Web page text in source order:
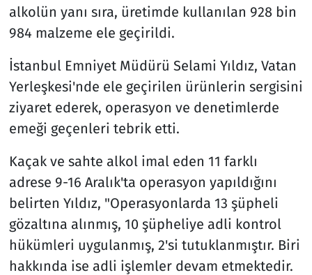
alkolün yanı sıra, üretimde kullanılan 928 bin
984 malzeme ele geçirildi.
İstanbul Emniyet Müdürü Selami Yıldız, Vatan
Yerleşkesi'nde ele geçirilen ürünlerin sergisini
ziyaret ederek, operasyon ve denetimlerde
emeği geçenleri tebrik etti.
Kaçak ve sahte alkol imal eden 11 farklı
adrese 9-16 Aralık'ta operasyon yapıldığını
belirten Yıldız, "Operasyonlarda 13 şüpheli
gözaltına alınmış, 10 şüpheliye adli kontrol
hükümleri uygulanmış, 2'si tutuklanmıştır. Biri
hakkında ise adli işlemler devam etmektedir.